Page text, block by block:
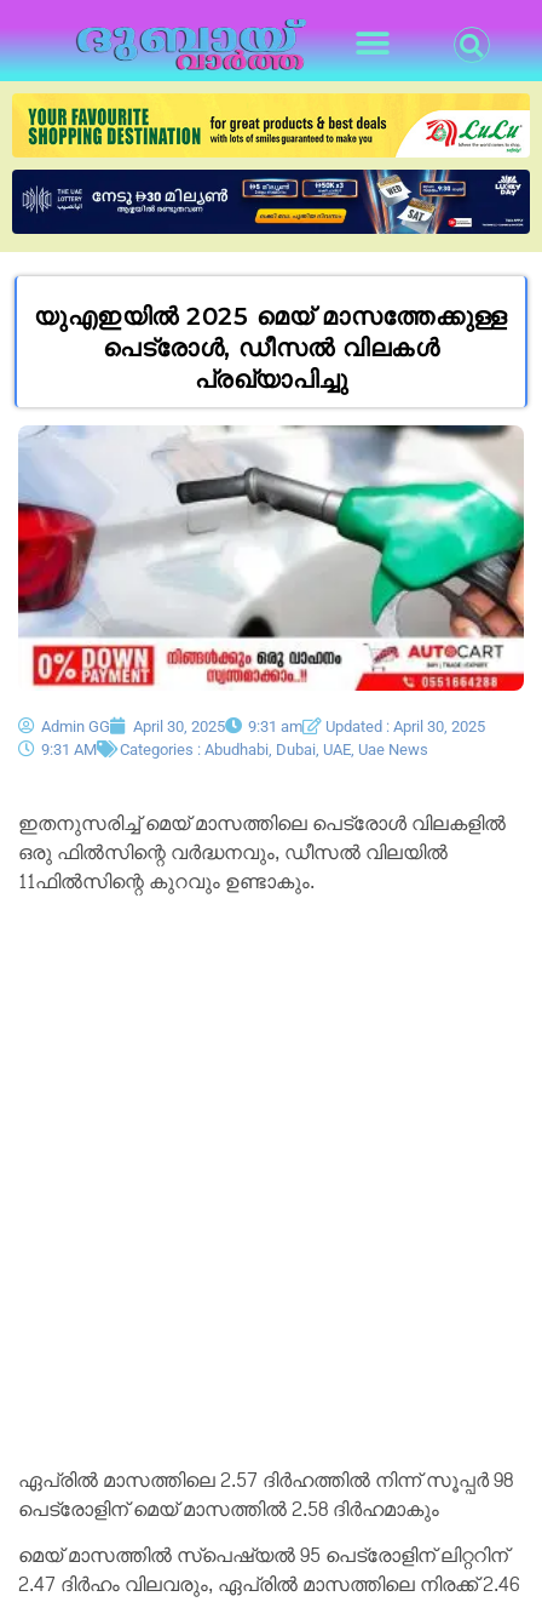
യുഎഇയിൽ 2025 മെയ് മാസത്തേക്കുള്ള
പെട്രോൾ, ഡീസൽ വിലകൾ
പ്രഖ്യാപിച്ചു
Admin GG April 30, 2025 9:31 am
Updated : April 30, 2025
9:31 AM
Categories : Abudhabi Dubai UAE Uae News
ഇതനുസരിച്ച് മെയ് മാസത്തിലെ പെട്രോൾ വിലകളിൽ
ഒരു ഫിൽസിന്റെ വർദ്ധനവും, ഡീസൽ വിലയിൽ
11ഫിൽ‌സിന്റെ കുറവും ഉണ്ടാകും.
ഏപ്രിൽ മാസത്തിലെ 2.57 ദിർഹത്തിൽ നിന്ന് സൂപ്പർ 98
പെട്രോളിന് മെയ് മാസത്തിൽ 2.58 ദിർഹമാകും
മെയ് മാസത്തിൽ സ്‌പെഷ്യൽ 95 പെട്രോളിന് ലിറ്ററിന്
2.47 ദിർഹം വിലവരും, ഏപ്രിൽ മാസത്തിലെ നിരക്ക് 2.46